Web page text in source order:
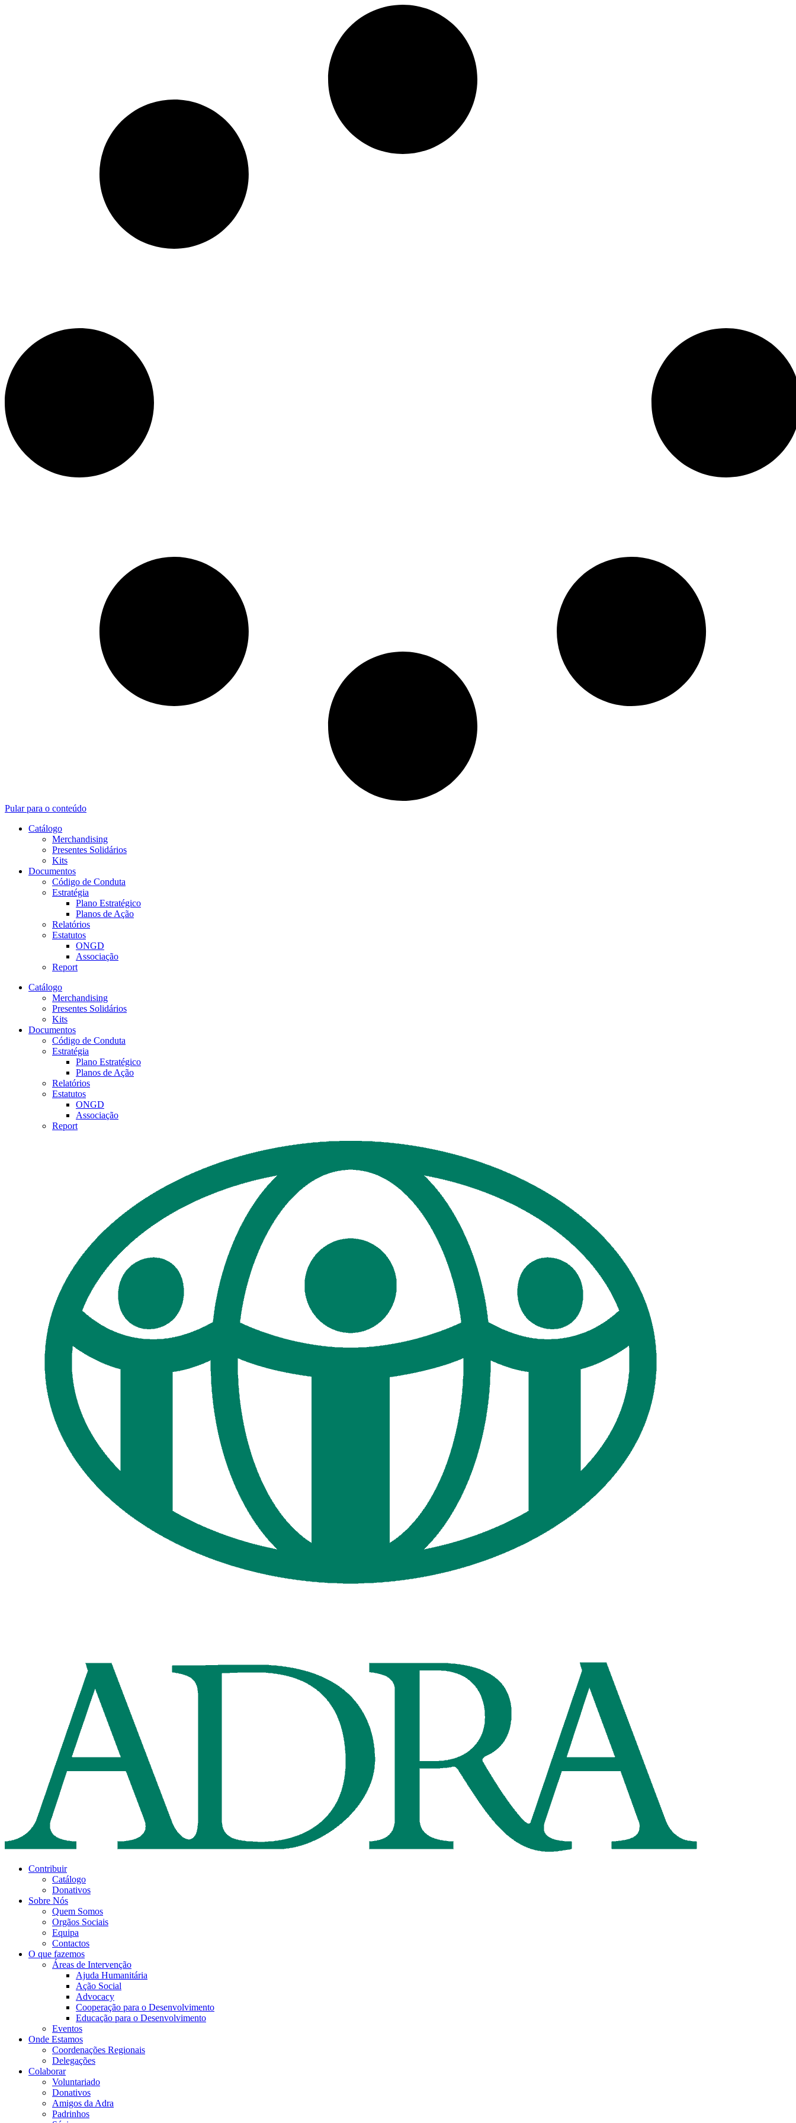
Pular para o conteúdo
Catálogo
Merchandising
Presentes Solidários
Kits
Documentos
Código de Conduta
Estratégia
Plano Estratégico
Planos de Ação
Relatórios
Estatutos
ONGD
Associação
Report
Catálogo
Merchandising
Presentes Solidários
Kits
Documentos
Código de Conduta
Estratégia
Plano Estratégico
Planos de Ação
Relatórios
Estatutos
ONGD
Associação
Report
Contribuir
Catálogo
Donativos
Sobre Nós
Quem Somos
Orgãos Sociais
Equipa
Contactos
O que fazemos
Áreas de Intervenção
Ajuda Humanitária
Ação Social
Advocacy
Cooperação para o Desenvolvimento
Educação para o Desenvolvimento
Eventos
Onde Estamos
Coordenações Regionais
Delegações
Colaborar
Voluntariado
Donativos
Amigos da Adra
Padrinhos